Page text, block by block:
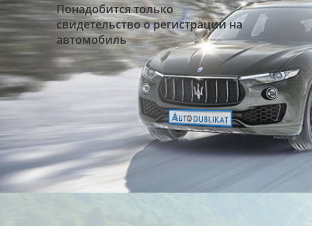
Понадобится только
свидетельство о регистрации на
автомобиль